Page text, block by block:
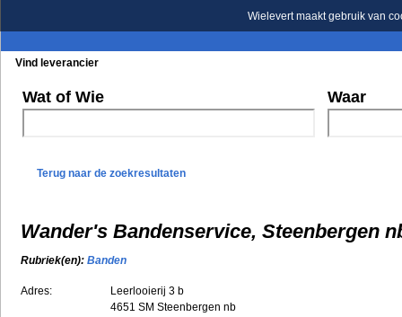
Wielevert maakt gebruik van
Vind leverancier
Wat of Wie Waar
Terug naar de zoekresultaten
Wander's Bandenservice, Steenbergen
Rubriek(en): Banden
Adres:
Leerlooierij 3 b
4651 SM Steenbergen nb